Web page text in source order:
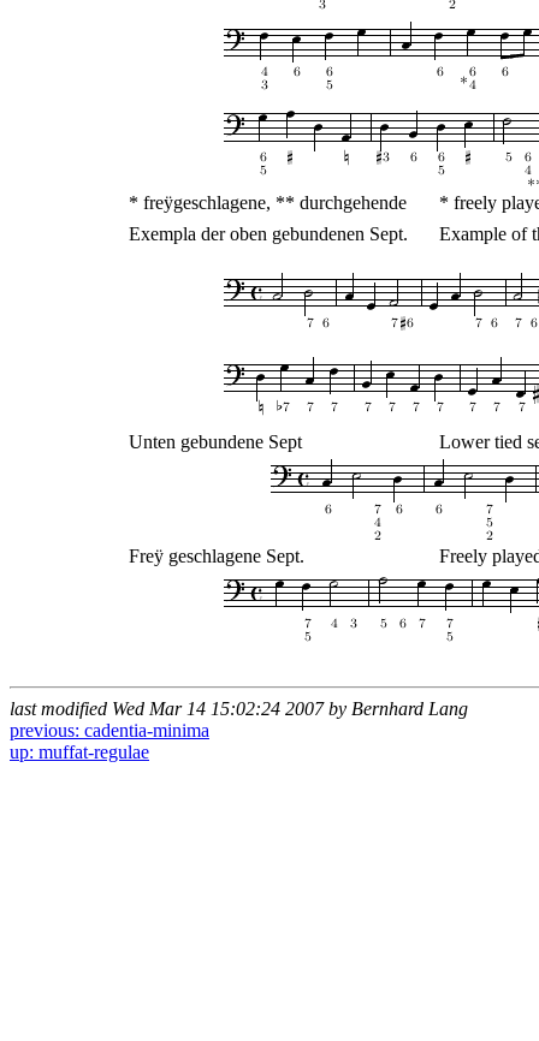
* freÿgeschlagene, ** durchgehende
* freely
Exempla der oben gebundenen Sept.
Example of
Unten gebundene Sept Lower tied
Freÿ geschlagene Sept. Freely
last modified Wed Mar 14 15:02:24 2007 by Bernhard Lang
previous: cadentia-minima
up: muffat-regulae